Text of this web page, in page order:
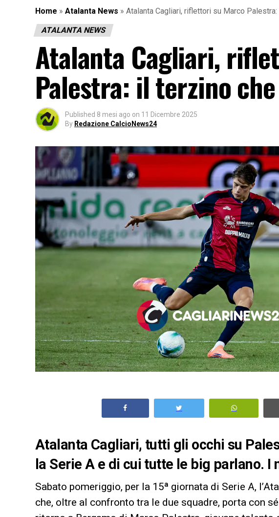
Home » Atalanta News » Atalanta Cagliari, riflettori su Marco
ATALANTA NEWS
Atalanta Cagliari,
Palestra: il terzino
Published 8 mesi ago on 11 Dicembre 2025
By Redazione CalcioNews24
Atalanta Cagliari, tutti gli occhi su
la Serie A e di cui tutte le big parlano. I
Sabato pomeriggio, per la 15ª giornata di Serie A,
che, oltre al confronto tra le due squadre, porta con